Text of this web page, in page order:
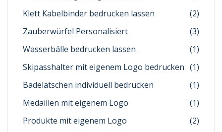
Klett Kabelbinder bedrucken lassen
(2)
Zauberwürfel Personalisiert
(3)
Wasserbälle bedrucken lassen
(1)
Skipasshalter mit eigenem Logo bedrucken (1)
Badelatschen individuell bedrucken
(1)
Medaillen mit eigenem Logo
(1)
Produkte mit eigenem Logo
(2)